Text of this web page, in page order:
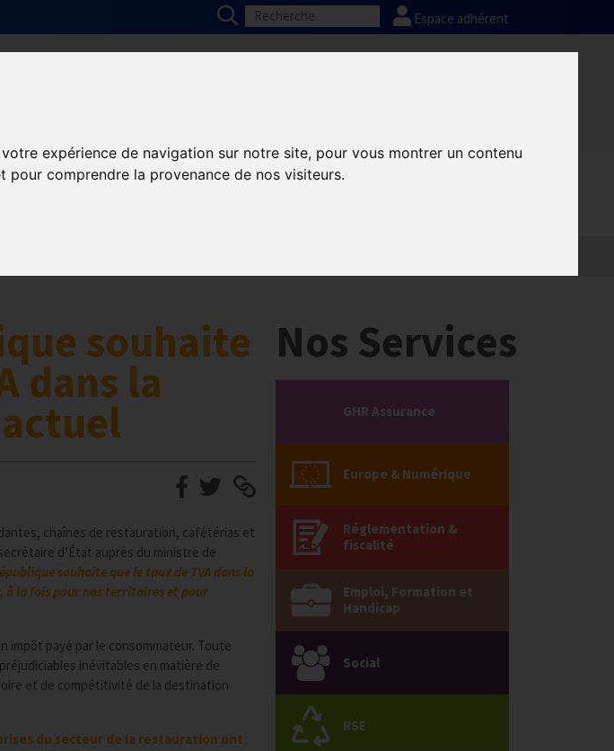
expérience de navigation sur notre site, pour vous montrer un contenu
comprendre la provenance de nos visiteurs.
Espace adhérent
souhaite
dans la
chaînes de restauration, cafétérias et
d’État auprès du ministre de
souhaite que le taux de TVA dans la
à la fois pour nos territoires et pour
impôt payé par le consommateur. Toute
inévitables en matière de
et de compétitivité de la destination
du secteur de la restauration ont
Nos Services
GHR Assurance
Europe & Numérique
Réglementation &
fiscalité
Emploi, Formation et
Handicap
Social
RSE